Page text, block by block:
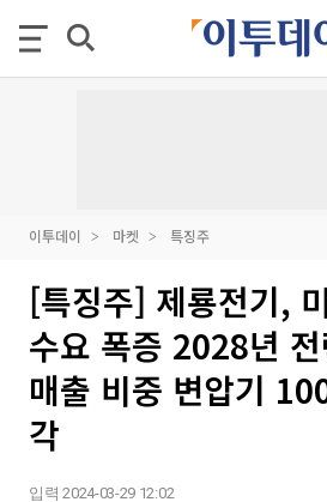
이투데이 마켓 특징주
[특징주] 제룡전기,
수요 폭증 2028년
매출 비중 변압기
각
입력 2024-03-29 12:02